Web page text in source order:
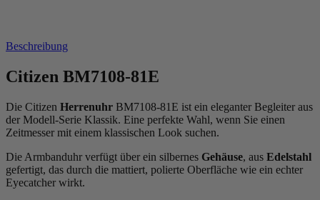
Beschreibung
Citizen BM7108-81E
Die Citizen Herrenuhr BM7108-81E ist ein eleganter Begleiter aus
der Modell-Serie Klassik. Eine perfekte Wahl, wenn Sie einen
Zeitmesser mit einem klassischen Look suchen.
Die Armbanduhr verfügt über ein silbernes Gehäuse, aus Edelstahl
gefertigt, das durch die mattiert, polierte Oberfläche wie ein echter
Eyecatcher wirkt.